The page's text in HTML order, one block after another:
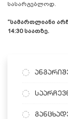
სასარგებლოდ.
“სამართლიანი
14:30 საათზე.